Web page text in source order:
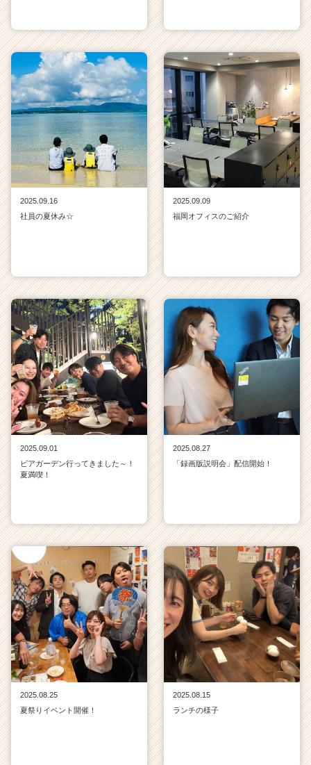
2025.09.16
社員の夏休み☆
2025.09.09
福岡オフィスのご紹介
2025.09.01
ビアガーデン行ってきました～！
夏満喫！
2025.08.27
「録画版説明会」配信開始！
2025.08.25
夏祭りイベント開催！
2025.08.15
ランチの様子